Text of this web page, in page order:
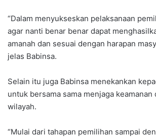
“Dalam menyukseskan pelaksanaan
agar nanti benar benar dapat
amanah dan sesuai dengan harapan
jelas Babinsa.
Selain itu juga Babinsa menekankan
untuk bersama sama menjaga
wilayah.
“Mulai dari tahapan pemilihan sampai